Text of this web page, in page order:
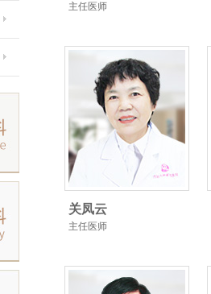
主任医师
关凤云
主任医师